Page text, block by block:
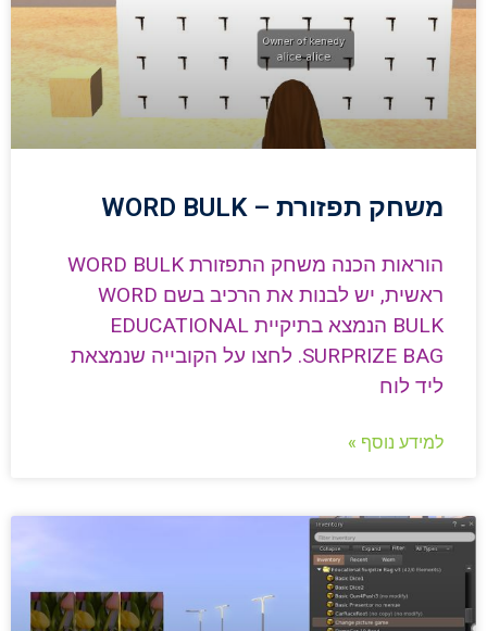
משחק תפזורת – WORD BULK
הוראות הכנה משחק התפזורת WORD BULK
ראשית, יש לבנות את הרכיב בשם WORD
BULK הנמצא בתיקיית EDUCATIONAL
SURPRIZE BAG. לחצו על הקובייה שנמצאת
ליד לוח
למידע נוסף »